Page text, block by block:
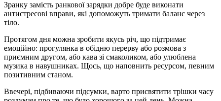
Зранку замість ранкової зарядки добре буде виконати
антистресові вправи, які допоможуть тримати баланс через
тіло.
Протягом дня можна зробити якусь річ, що підтримає
емоційно: прогулянка в обідню перерву або розмова з
приємним другом, або кава зі смаколиком, або улюблена
музика в навушниках. Щось, що наповнить ресурсом, певним
позитивним станом.
Ввечері, підбиваючи підсумки, варто присвятити трішки часу